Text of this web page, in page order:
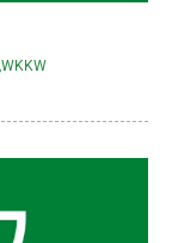
WKKW